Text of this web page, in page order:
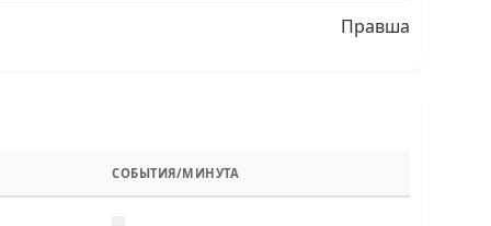
Правша
СОБЫТИЯ/МИНУТА